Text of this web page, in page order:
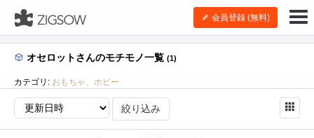
会員登録 (無料)
オセロットさんのモチモノ一覧 (1)
カテゴリ: おもちゃ、ホビー
絞り込み